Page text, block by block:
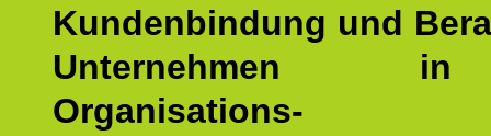
Kundenbindung und
Unternehmen